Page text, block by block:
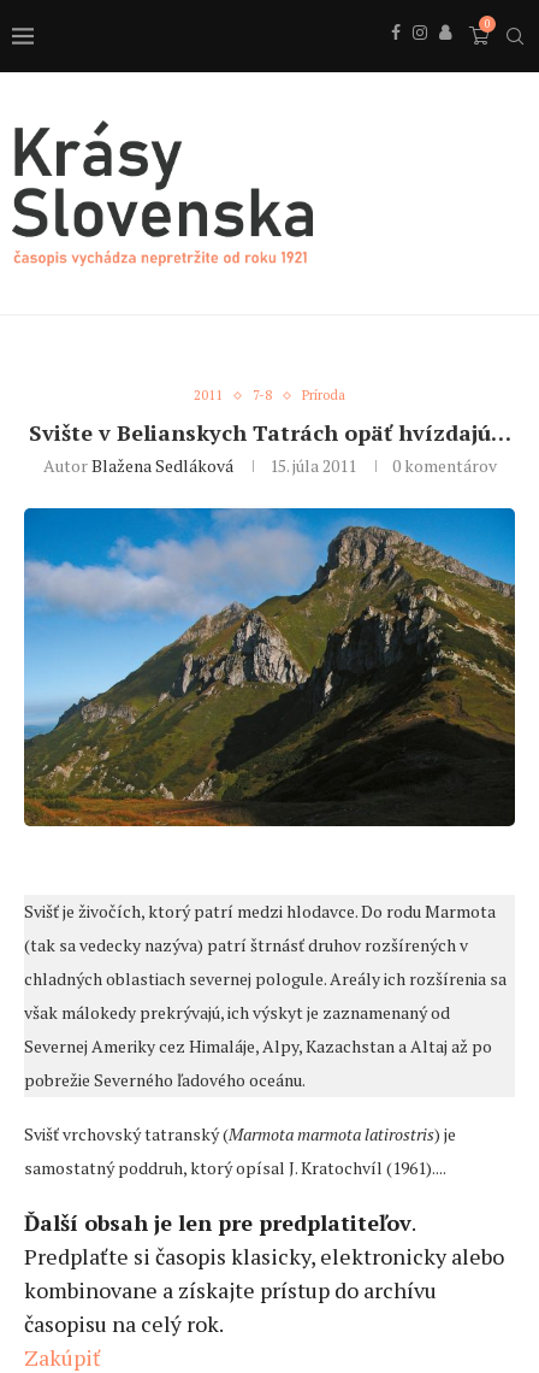
0
2011 7-8 Príroda
Svište v Belianskych Tatrách opäť hvízdajú…
AutorBlažena Sedláková 15. júla 2011 0 komentárov
Svišť je živočích, ktorý patrí medzi hlodavce. Do rodu Marmota
(tak sa vedecky nazýva) patrí štrnásť druhov rozšírených v
chladných oblastiach severnej pologule. Areály ich rozšírenia sa
však málokedy prekrývajú, ich výskyt je zaznamenaný od
Severnej Ameriky cez Himaláje, Alpy, Kazachstan a Altaj až po
pobrežie Severného ľadového oceánu.
Svišť vrchovský tatranský (Marmota marmota latirostris) je
samostatný poddruh, ktorý opísal J. Kratochvíl (1961)....
Ďalší obsah je len pre predplatiteľov.
Predplaťte si časopis klasicky, elektronicky alebo
kombinovane a získajte prístup do archívu
časopisu na celý rok.
Zakúpiť